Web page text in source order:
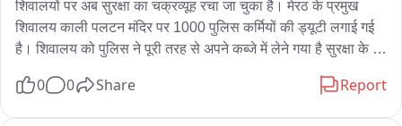
शिवालयों पर अब सुरक्षा का चक्रव्यूह रचा जा चुका है। मेरठ के प्रमुख
शिवालय काली पलटन मंदिर पर 1000 पुलिस कर्मियों की ड्यूटी लगाई गई
है। शिवालय को पुलिस ने पूरी तरह से अपने कब्जे में लेने गया है सुरक्षा के
सीसीटीवी कैमरे लगाए गए हैं यानी मंदिर की निगरानी अब सीसीटीवी कैमरे से
0 0 Share Report